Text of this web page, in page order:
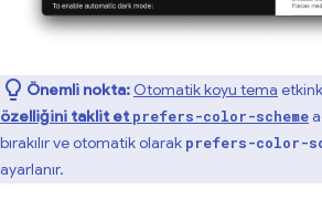
Önemli nokta: Otomatik koyu tema
özelliğini taklit et prefers-color-scheme
bırakılır ve otomatik olarak prefers-color-
ayarlanır.